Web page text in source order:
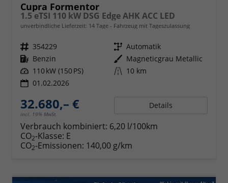
Cupra Formentor
1.5 eTSI 110 kW DSG Edge AHK ACC LED
unverbindliche Lieferzeit: 14 Tage Fahrzeug mit Tageszulassung
Fahrzeugnr. 354229 Getriebe Automatik
Kraftstoff Benzin Außenfarbe Magneticgrau Metallic
Leistung 110 kW (150 PS) Kilometerstand 10 km
01.02.2026
32.680,– €
incl. 19% MwSt.
Details
Verbrauch kombiniert: 6,20 l/100km
CO2-Klasse: E
CO2-Emissionen: 140,00 g/km